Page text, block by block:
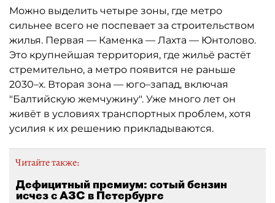
Можно выделить четыре зоны, где метро
сильнее всего не поспевает за строительством
жилья. Первая — Каменка — Лахта — Юнтолово.
Это крупнейшая территория, где жильё растёт
стремительно, а метро появится не раньше
2030–х. Вторая зона — юго–запад, включая
"Балтийскую жемчужину". Уже много лет он
живёт в условиях транспортных проблем, хотя
усилия к их решению прикладываются.
Читайте также:
Дефицитный премиум: сотый бензин
исчез с АЗС в Петербурге